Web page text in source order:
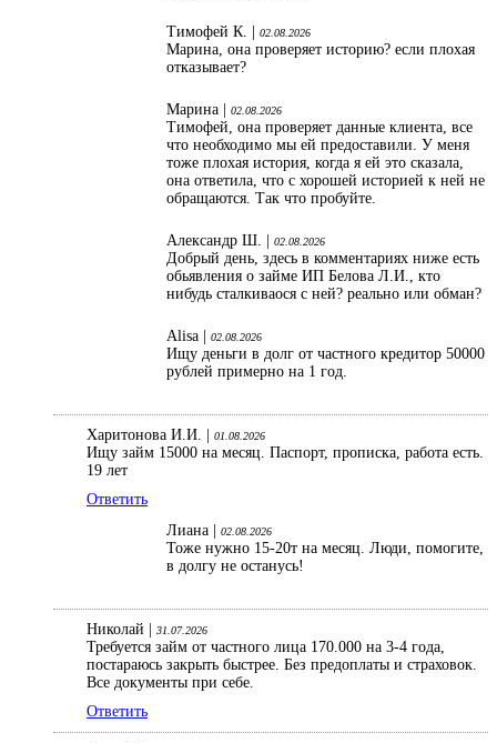
Тимофей К. | 02.08.2026
Марина, она проверяет историю? если плохая
отказывает?
Марина | 02.08.2026
Тимофей, она проверяет данные клиента, все
что необходимо мы ей предоставили. У меня
тоже плохая история, когда я ей это сказала,
она ответила, что с хорошей историей к ней не
обращаются. Так что пробуйте.
Александр Ш. | 02.08.2026
Добрый день, здесь в комментариях ниже есть
обьявления о займе ИП Белова Л.И., кто
нибудь сталкиваося с ней? реально или обман?
Alisa | 02.08.2026
Ищу деньги в долг от частного кредитор 50000
рублей примерно на 1 год.
Харитонова И.И. | 01.08.2026
Ищу займ 15000 на месяц. Паспорт, прописка, работа есть.
19 лет
Ответить
Лиана |
02.08.2026
Тоже нужно 15-20т на месяц. Люди, помогите,
в долгу не останусь!
Николай | 31.07.2026
Требуется займ от частного лица 170.000 на 3-4 года,
постараюсь закрыть быстрее. Без предоплаты и страховок.
Все документы при себе.
Ответить